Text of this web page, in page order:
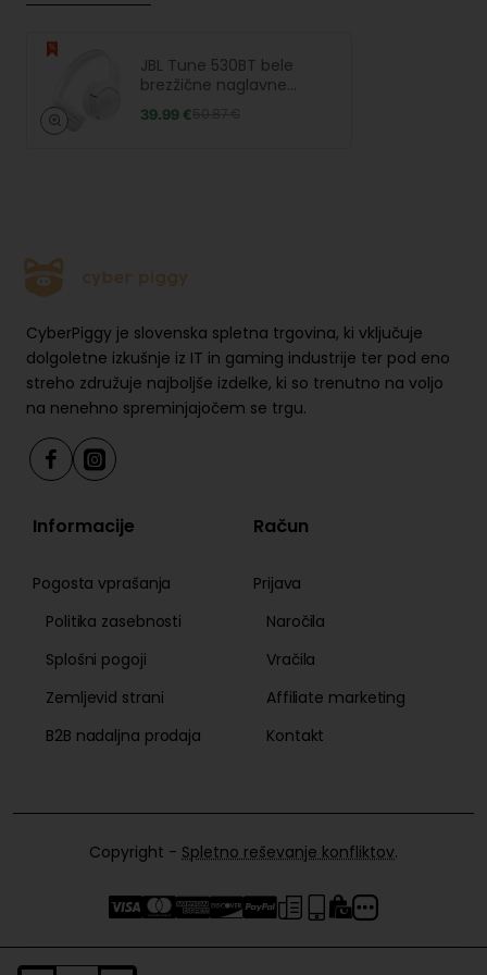
JBL Tune 530BT bele
brezžične naglavne
slušalke
39.99 €
CyberPiggy je slovenska spletna trgovina, ki vključuje
dolgoletne izkušnje iz IT in gaming industrije ter pod eno
streho združuje najboljše izdelke, ki so trenutno na voljo
na nenehno spreminjajočem se trgu.
Informacije
Pogosta vprašanja
Politika zasebnosti
Splošni pogoji
Zemljevid strani
B2B nadaljna prodaja
Račun
Prijava
Naročila
Vračila
Affiliate marketing
Kontakt
Copyright - Spletno reševanje konfliktov.